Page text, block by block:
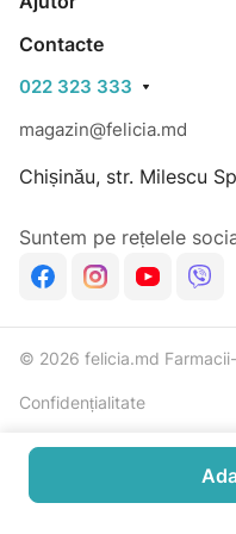
Contacte
022 323 333
magazin@felicia.md
Chișinău, str. Milescu
Suntem pe rețelele
© 2026 felicia.md
Confidențialitate